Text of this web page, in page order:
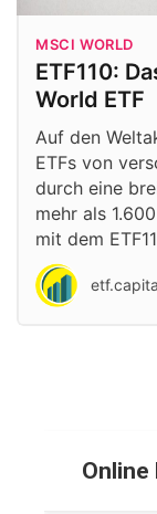
MSCI WORLD
ETF110:
World ETF
Auf den
ETFs von
durch eine
mehr als
mit dem